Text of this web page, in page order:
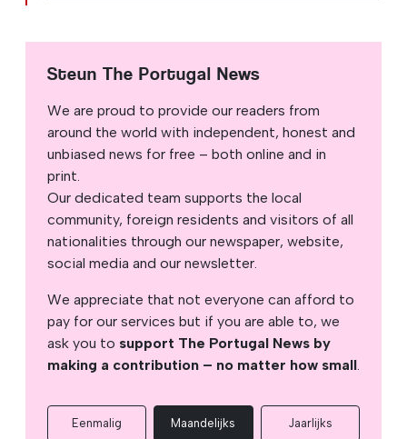
Steun The Portugal News
We are proud to provide our readers from
around the world with independent, honest and
unbiased news for free – both online and in
print.
Our dedicated team supports the local
community, foreign residents and visitors of all
nationalities through our newspaper, website,
social media and our newsletter.
We appreciate that not everyone can afford to
pay for our services but if you are able to, we
ask you to support The Portugal News by
making a contribution – no matter how small.
Eenmalig Maandelijks Jaarlijks